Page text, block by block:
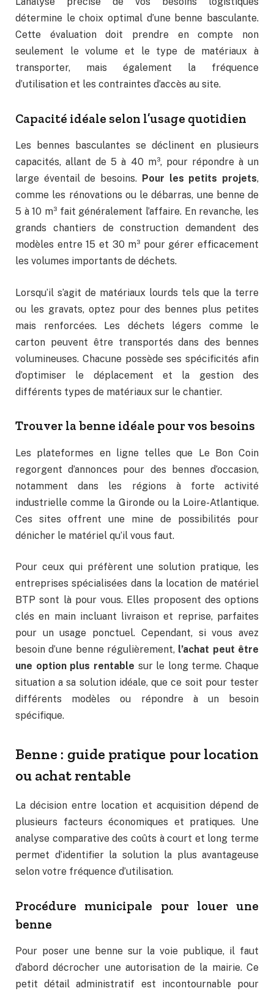
détermine le choix optimal d’une benne basculante.
Cette évaluation doit prendre en compte non
seulement le volume et le type de matériaux à
transporter, mais également la fréquence
d’utilisation et les contraintes d’accès au site.
Capacité idéale selon l’usage quotidien
Les bennes basculantes se déclinent en plusieurs
capacités, allant de 5 à 40 m³, pour répondre à un
large éventail de besoins. Pour les petits projets,
comme les rénovations ou le débarras, une benne de
5 à 10 m³ fait généralement l’affaire. En revanche, les
grands chantiers de construction demandent des
modèles entre 15 et 30 m³ pour gérer efficacement
les volumes importants de déchets.
Lorsqu’il s’agit de matériaux lourds tels que la terre
ou les gravats, optez pour des bennes plus petites
mais renforcées. Les déchets légers comme le
carton peuvent être transportés dans des bennes
volumineuses. Chacune possède ses spécificités afin
d’optimiser le déplacement et la gestion des
différents types de matériaux sur le chantier.
Trouver la benne idéale pour vos besoins
Les plateformes en ligne telles que Le Bon Coin
regorgent d’annonces pour des bennes d’occasion,
notamment dans les régions à forte activité
industrielle comme la Gironde ou la Loire-Atlantique.
Ces sites offrent une mine de possibilités pour
dénicher le matériel qu’il vous faut.
Pour ceux qui préfèrent une solution pratique, les
entreprises spécialisées dans la location de matériel
BTP sont là pour vous. Elles proposent des options
clés en main incluant livraison et reprise, parfaites
pour un usage ponctuel. Cependant, si vous avez
besoin d’une benne régulièrement, l’achat peut être
une option plus rentable sur le long terme. Chaque
situation a sa solution idéale, que ce soit pour tester
différents modèles ou répondre à un besoin
spécifique.
Benne : guide pratique pour location
ou achat rentable
La décision entre location et acquisition dépend de
plusieurs facteurs économiques et pratiques. Une
analyse comparative des coûts à court et long terme
permet d’identifier la solution la plus avantageuse
selon votre fréquence d’utilisation.
Procédure municipale pour louer une
benne
Pour poser une benne sur la voie publique, il faut
d’abord décrocher une autorisation de la mairie. Ce
petit détail administratif est incontournable pour